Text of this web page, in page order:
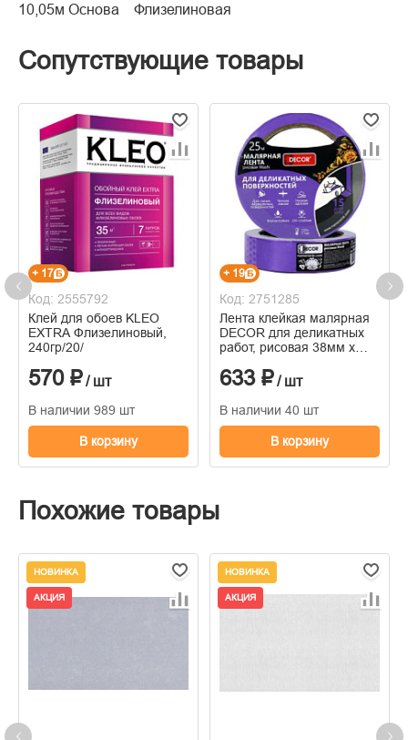
10,05м Основа Флизелиновая
Сопутствующие товары
+ 17
Код: 2555792
Клей для обоев KLEO
EXTRA Флизелиновый,
240гр/20/
570 ₽/ шт
В наличии 989 шт
В корзину
+ 19
Код: 2751285
Лента клейкая малярная
DECOR для деликатных
работ, рисовая 38мм х
633 ₽/ шт
В наличии 40 шт
В корзину
Похожие товары
НОВИНКА
АКЦИЯ
НОВИНКА
АКЦИЯ